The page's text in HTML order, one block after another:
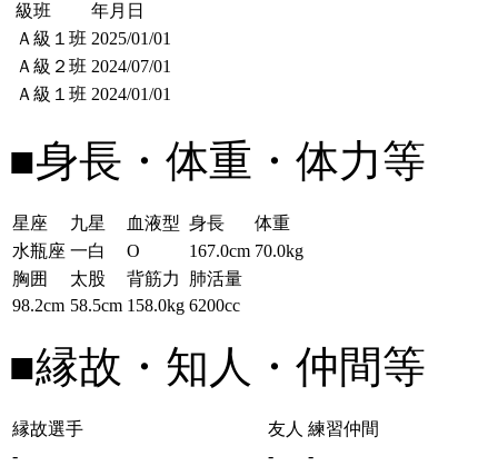
級班
年月日
Ａ級１班 2025/01/01
Ａ級２班 2024/07/01
Ａ級１班 2024/01/01
■身長・体重・体力等
星座 九星 血液型 身長
体重
水瓶座 一白 O 167.0cm 70.0kg
胸囲
太股 背筋力
肺活量
98.2cm 58.5cm 158.0kg 6200cc
■縁故・知人・仲間等
縁故選手 友人 練習仲間
-
-
-